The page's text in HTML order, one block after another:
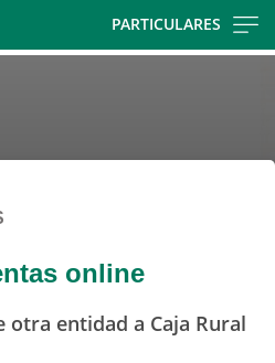
PARTICULARES
online
otra entidad a Caja Rural